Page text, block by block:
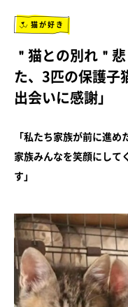
猫が好き
＂猫との別れ＂
た、3匹の保護子
出会いに感謝」
「私たち家族が前に進め
家族みんなを笑顔にして
す」